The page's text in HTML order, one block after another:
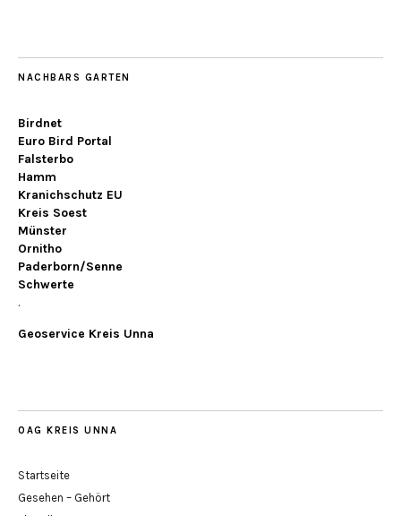
NACHBARS GARTEN
Birdnet
Euro Bird Portal
Falsterbo
Hamm
Kranichschutz EU
Kreis Soest
Münster
Ornitho
Paderborn/Senne
Schwerte
.
Geoservice Kreis Unna
OAG KREIS UNNA
Startseite
Gesehen – Gehört